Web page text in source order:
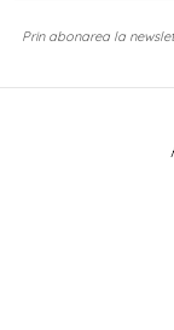
Prin abonarea la